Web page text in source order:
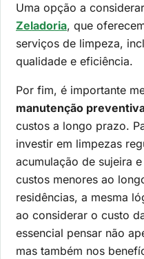
Uma opção a
Zeladoria, que
serviços de limpeza,
qualidade e eficiência.
Por fim, é importante
manutenção
custos a longo prazo.
investir em limpezas
acumulação de sujeira
custos menores ao
residências, a mesma
ao considerar o custo
essencial pensar não
mas também nos